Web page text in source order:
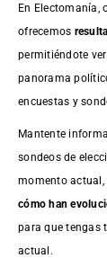
En Electomanía,
ofrecemos
permitiéndote
panorama
encuestas y
Mantente
sondeos de
momento
cómo han
para que tengas
actual.